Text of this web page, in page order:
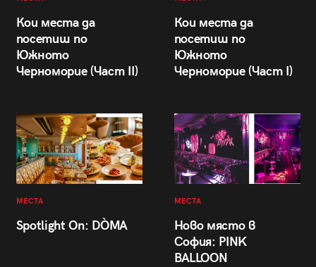
Кои места да
посетиш по
Южното
Черноморие (Част II)
Кои места да
посетиш по
Южното
Черноморие (Част I)
МЕСТА
Spotlight On: DÒMA
МЕСТА
Ново място в
София: PINK
BALLOON